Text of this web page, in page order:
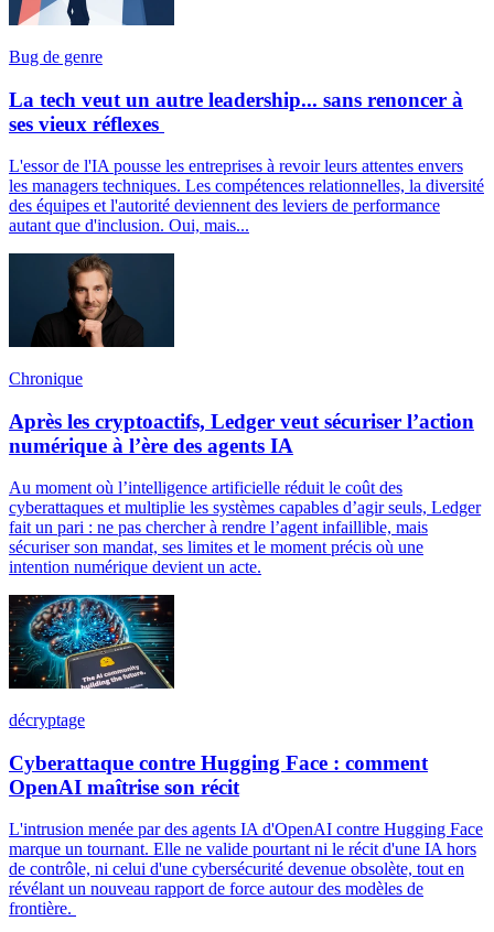
Bug de genre
La tech veut un autre leadership... sans renoncer à
ses vieux réflexes
L'essor de l'IA pousse les entreprises à revoir leurs attentes envers
les managers techniques. Les compétences relationnelles, la diversité
des équipes et l'autorité deviennent des leviers de performance
autant que d'inclusion. Oui, mais...
Chronique
Après les cryptoactifs, Ledger veut sécuriser l’action
numérique à l’ère des agents IA
Au moment où l’intelligence artificielle réduit le coût des
cyberattaques et multiplie les systèmes capables d’agir seuls, Ledger
fait un pari : ne pas chercher à rendre l’agent infaillible, mais
sécuriser son mandat, ses limites et le moment précis où une
intention numérique devient un acte.
décryptage
Cyberattaque contre Hugging Face : comment
OpenAI maîtrise son récit
L'intrusion menée par des agents IA d'OpenAI contre Hugging Face
marque un tournant. Elle ne valide pourtant ni le récit d'une IA hors
de contrôle, ni celui d'une cybersécurité devenue obsolète, tout en
révélant un nouveau rapport de force autour des modèles de
frontière.